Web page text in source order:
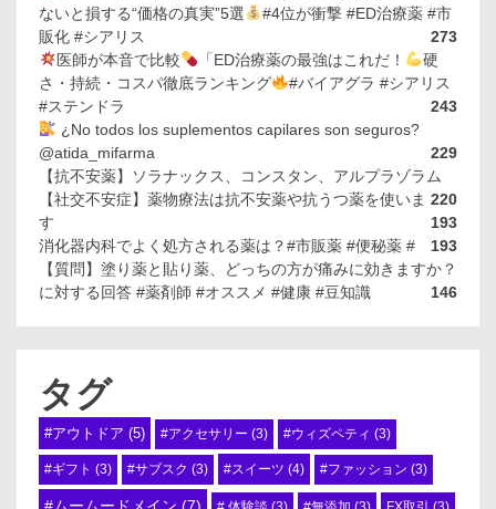
ないと損する“価格の真実”5選
#4位が衝撃 #ED治療薬 #市
販化 #シアリス
273
医師が本音で比較
「ED治療薬の最強はこれだ！
硬
さ・持続・コスパ徹底ランキング
#バイアグラ #シアリス
#ステンドラ
243
¿No todos los suplementos capilares son seguros?
@atida_mifarma
229
【抗不安薬】ソラナックス、コンスタン、アルプラゾラム
220
【社交不安症】薬物療法は抗不安薬や抗うつ薬を使いま
す
193
消化器内科でよく処方される薬は？#市販薬 #便秘薬 #
193
【質問】塗り薬と貼り薬、どっちの方が痛みに効きますか？
に対する回答 #薬剤師 #オススメ #健康 #豆知識
146
タグ
#アウトドア (5) #アクセサリー (3) #ウィズペティ (3)
#ギフト (3) #サブスク (3) #スイーツ (4) #ファッション (3)